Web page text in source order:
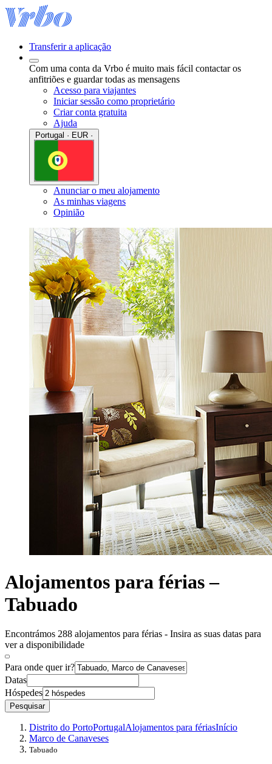
Transferir a aplicação
Com uma conta da Vrbo é muito mais fácil contactar os
anfitriões e guardar todas as mensagens
Acesso para viajantes
Iniciar sessão como proprietário
Criar conta gratuita
Ajuda
Anunciar o meu alojamento
As minhas viagens
Opinião
Alojamentos para férias –
Tabuado
Encontrámos 288 alojamentos para férias - Insira as suas datas para
ver a disponibilidade
Para onde quer ir?
Datas
Hóspedes
Pesquisar
Distrito do PortoPortugalAlojamentos para fériasInício
Marco de Canaveses
Tabuado